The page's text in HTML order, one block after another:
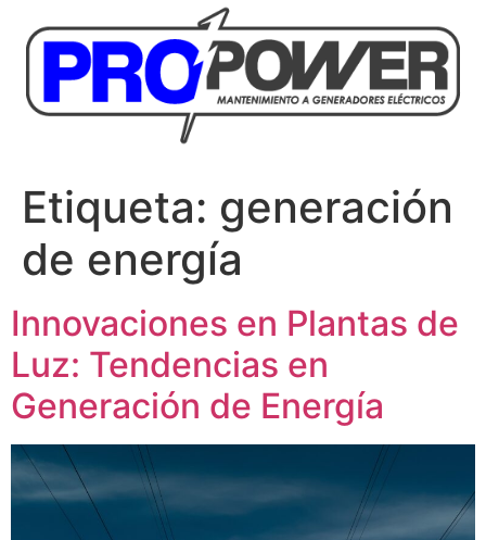
Etiqueta: generación
de energía
Innovaciones en Plantas de
Luz: Tendencias en
Generación de Energía